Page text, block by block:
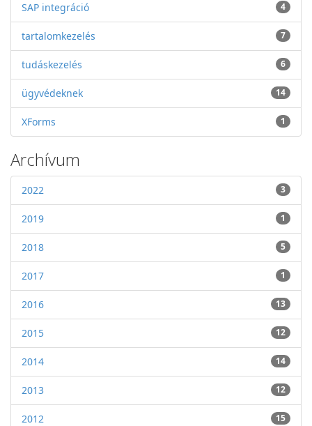
SAP integráció 4
tartalomkezelés 7
tudáskezelés 6
ügyvédeknek 14
XForms 1
Archívum
2022 3
2019 1
2018 5
2017 1
2016 13
2015 12
2014 14
2013 12
2012 15